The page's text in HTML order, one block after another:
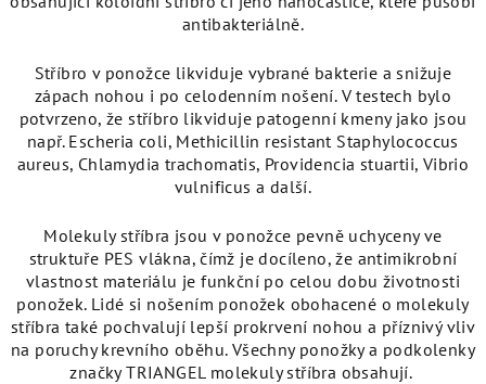
antibakteriálně.
Stříbro v ponožce likviduje vybrané bakterie a snižuje
zápach nohou i po celodenním nošení. V testech bylo
potvrzeno, že stříbro likviduje patogenní kmeny jako jsou
např. Escheria coli, Methicillin resistant Staphylococcus
aureus, Chlamydia trachomatis, Providencia stuartii, Vibrio
vulnificus a další.
Molekuly stříbra jsou v ponožce pevně uchyceny ve
struktuře PES vlákna, čímž je docíleno, že antimikrobní
vlastnost materiálu je funkční po celou dobu životnosti
ponožek. Lidé si nošením ponožek obohacené o molekuly
stříbra také pochvalují lepší prokrvení nohou a příznivý vliv
na poruchy krevního oběhu. Všechny ponožky a podkolenky
značky TRIANGEL molekuly stříbra obsahují.